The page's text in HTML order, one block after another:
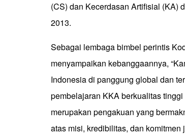
(CS) dan Kecerdasan Artifisial (KA)
2013.
Sebagai lembaga bimbel perintis
menyampaikan kebanggaannya,
Indonesia di panggung global dan
pembelajaran KKA berkualitas
merupakan pengakuan yang
atas misi, kredibilitas, dan